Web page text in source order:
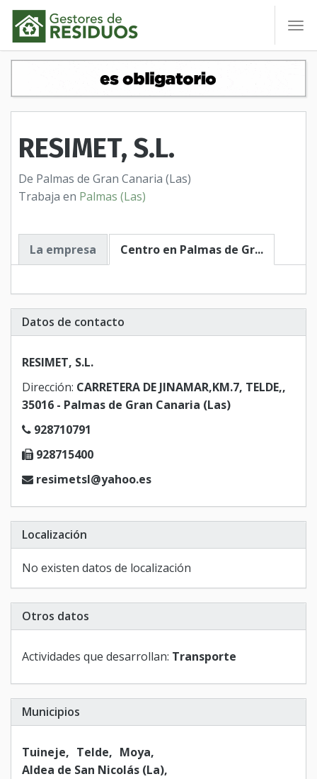
RESIMET, S.L.
De Palmas de Gran Canaria (Las)
Trabaja en Palmas (Las)
La empresa Centro en Palmas de Gr...
Datos de contacto
RESIMET, S.L.
Dirección: CARRETERA DE JINAMAR,KM.7, TELDE,,
35016 - Palmas de Gran Canaria (Las)
928710791
928715400
resimetsl@yahoo.es
Localización
No existen datos de localización
Otros datos
Actividades que desarrollan: Transporte
Municipios
Tuineje Telde
Moya
Aldea de San Nicolás (La)